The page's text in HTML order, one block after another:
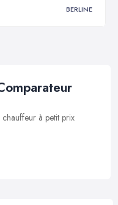
BERLINE
à petit prix